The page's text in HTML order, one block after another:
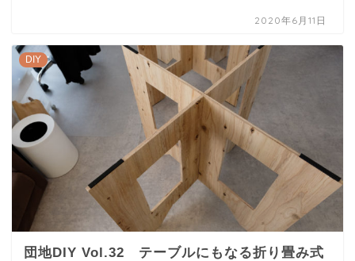
2020年6月11日
DIY
団地DIY Vol.32 テーブルにもなる折り畳み式